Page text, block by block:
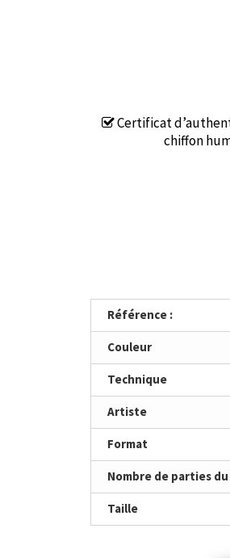
Certificat
chiffon
Référence :
Couleur
Technique
Artiste
Format
Nombre de parties
Taille